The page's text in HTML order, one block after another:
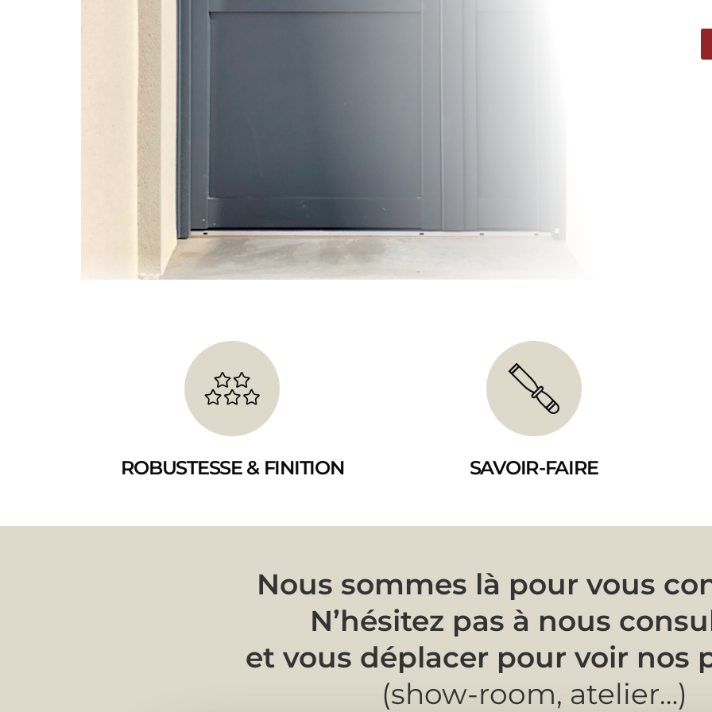
ROBUSTESSE & FINITION SAVOIR-FAIRE
Nous sommes là pour vous
N’hésitez pas à nous
et vous déplacer pour voir nos
(show-room, atelier…)